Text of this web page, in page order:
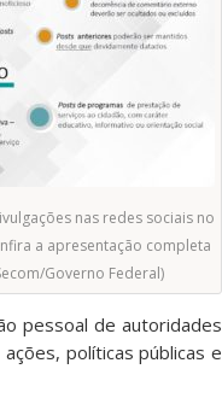
nas redes sociais no
a apresentação completa
Governo Federal)
pessoal de autoridades
políticas públicas e